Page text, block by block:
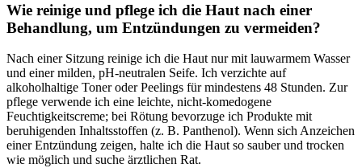
Wie reinige und‍ pflege​ ich die Haut nach einer⁢
Behandlung, um ⁢Entzündungen zu vermeiden?
Nach einer ⁣Sitzung reinige ⁤ich die‍ Haut nur ⁢mit​ lauwarmem Wasser
und einer milden,⁢ pH-neutralen Seife. Ich verzichte auf
alkoholhaltige Toner oder‌ Peelings ​für mindestens 48 Stunden. Zur
pflege ⁢verwende ich eine leichte, nicht-komedogene
Feuchtigkeitscreme; bei​ Rötung bevorzuge ich Produkte mit‍
beruhigenden Inhaltsstoffen (z. ⁣B. Panthenol).‍ Wenn sich Anzeichen
einer​ Entzündung zeigen, halte ich die Haut so sauber und trocken
wie möglich und suche ärztlichen Rat.